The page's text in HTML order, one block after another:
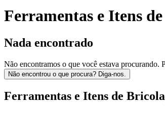
Ferramentas e Itens
Nada encontrado
Não encontramos o que você estava procurando.
Não encontrou o que procura? Diga-nos.
Ferramentas e Itens de